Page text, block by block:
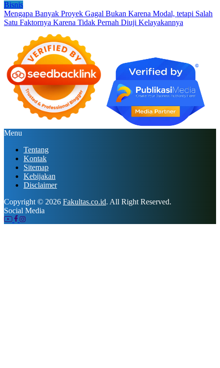
Bisnis
Mengapa Banyak Proyek Gagal Bukan Karena Modal, tetapi Salah
Satu Faktornya Karena Tidak Pernah Diuji Kelayakannya
Menu
Tentang
Kontak
Sitemap
Kebijakan
Disclaimer
Copyright © 2026 Fakultas.co.id. All Right Reserved.
Social Media